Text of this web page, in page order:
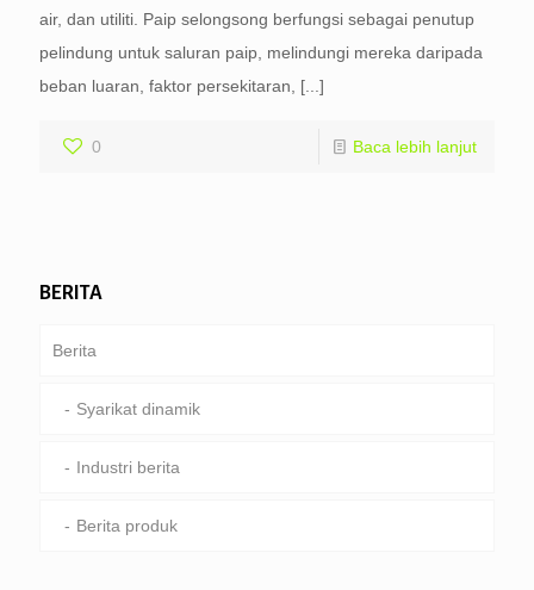
air, dan utiliti. Paip selongsong berfungsi sebagai penutup
pelindung untuk saluran paip, melindungi mereka daripada
beban luaran, faktor persekitaran,
[...]
0 Baca lebih lanjut
BERITA
Berita
Syarikat dinamik
Industri berita
Berita produk